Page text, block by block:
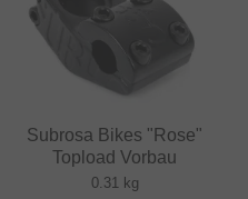
Subrosa Bikes "Rose"
Topload Vorbau
0.31 kg